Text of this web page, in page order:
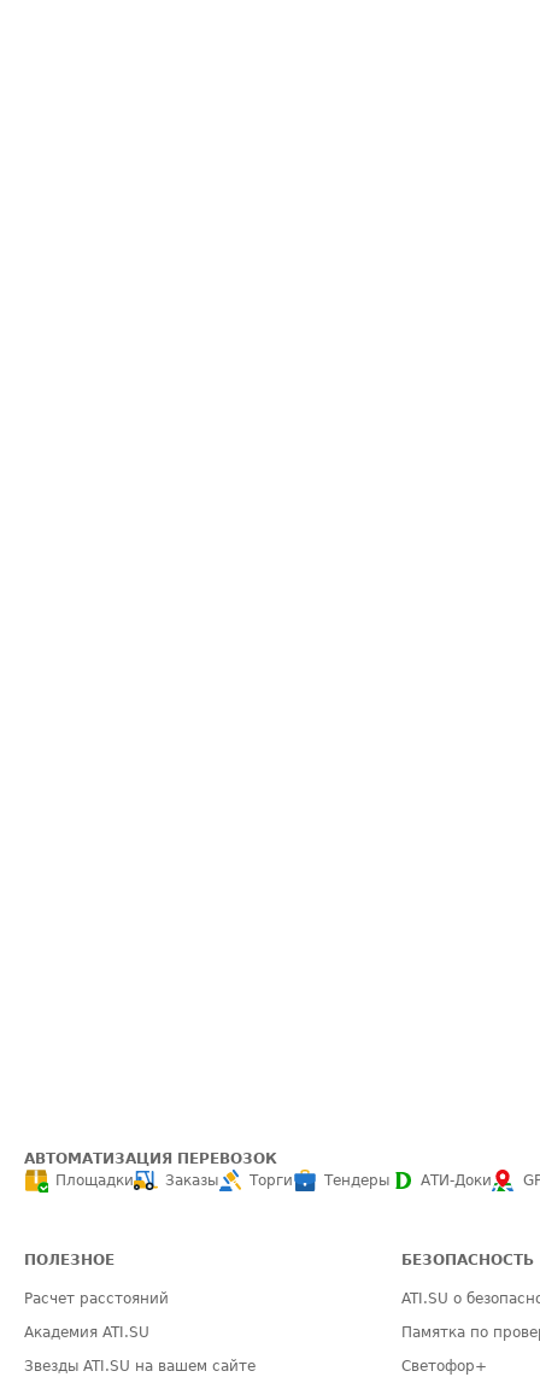
АВТОМАТИЗАЦИЯ ПЕРЕВОЗОК
Площадки
Заказы Торги Тендеры АТИ-Доки
ПОЛЕЗНОЕ
Расчет расстояний
Академия ATI.SU
Звезды ATI.SU на вашем сайте
БЕЗОПАСНОСТЬ
ATI.SU о
Памятка по
Светофор+